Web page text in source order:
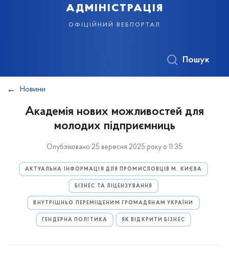
адміністрація
офіційний вебпортал
Пошук
Новини
Академія нових можливостей для
молодих підприємниць
Опубліковано 25 вересня 2025 року о 11:35
АКТУАЛЬНА ІНФОРМАЦІЯ ДЛЯ ПРОМИСЛОВЦІВ М. КИЄВА
БІЗНЕС ТА ЛІЦЕНЗУВАННЯ
ВНУТРІШНЬО ПЕРЕМІЩЕНИМ ГРОМАДЯНАМ УКРАЇНИ
ГЕНДЕРНА ПОЛІТИКА ЯК ВІДКРИТИ БІЗНЕС